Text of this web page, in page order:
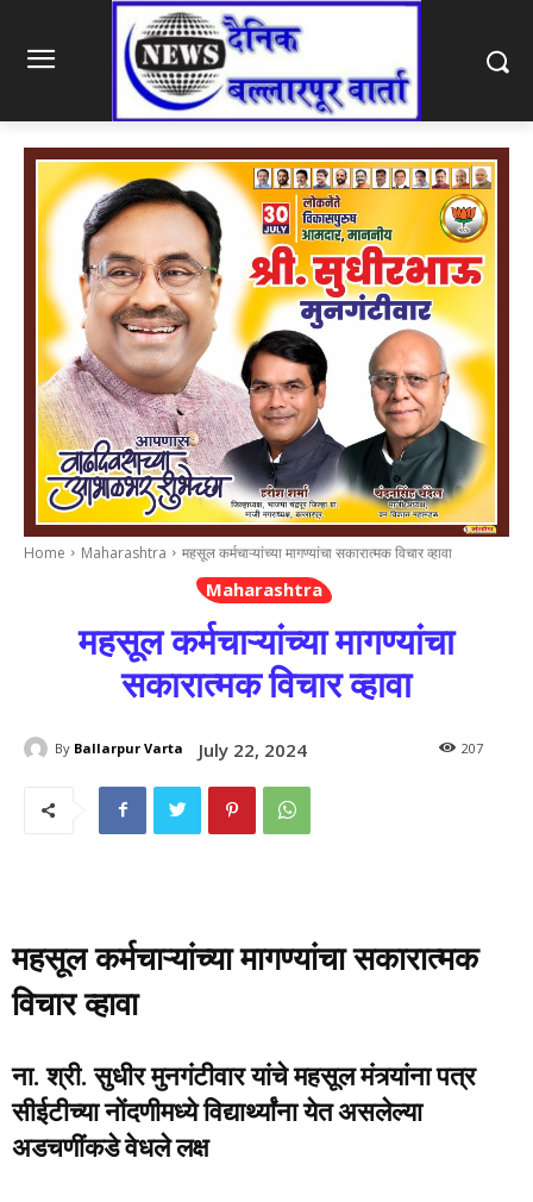
Home Maharashtra महसूल कर्मचाऱ्यांच्या मागण्यांचा सकारात्मक विचार व्हावा
Maharashtra
महसूल कर्मचाऱ्यांच्या मागण्यांचा
सकारात्मक विचार व्हावा
By Ballarpur Varta July 22, 2024 207
महसूल कर्मचाऱ्यांच्या मागण्यांचा सकारात्मक
विचार व्हावा
ना. श्री. सुधीर मुनगंटीवार यांचे महसूल मंत्र्यांना पत्र
सीईटीच्या नोंदणीमध्ये विद्यार्थ्यांना येत असलेल्या
अडचणींकडे वेधले लक्ष